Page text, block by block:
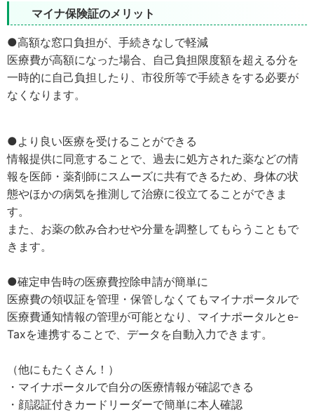
マイナ保険証のメリット
●高額な窓口負担が、手続きなしで軽減
医療費が高額になった場合、自己負担限度額を超える分を
一時的に自己負担したり、市役所等で手続きをする必要が
なくなります。
●より良い医療を受けることができる
情報提供に同意することで、過去に処方された薬などの情
報を医師・薬剤師にスムーズに共有できるため、身体の状
態やほかの病気を推測して治療に役立てることができま
す。
また、お薬の飲み合わせや分量を調整してもらうこともで
きます。
●確定申告時の医療費控除申請が簡単に
医療費の領収証を管理・保管しなくてもマイナポータルで
医療費通知情報の管理が可能となり、マイナポータルとe-
Taxを連携することで、データを自動入力できます。
（他にもたくさん！）
・マイナポータルで自分の医療情報が確認できる
・顔認証付きカードリーダーで簡単に本人確認